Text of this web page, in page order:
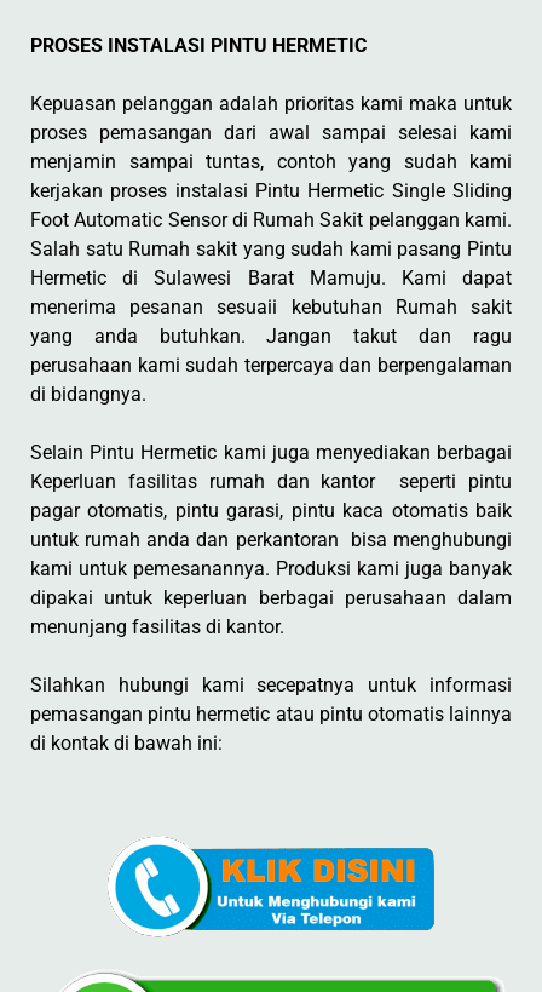
PROSES INSTALASI PINTU HERMETIC
Kepuasan pelanggan adalah prioritas kami maka untuk
proses pemasangan dari awal sampai selesai kami
menjamin sampai tuntas, contoh yang sudah kami
kerjakan proses instalasi Pintu Hermetic Single Sliding
Foot Automatic Sensor di Rumah Sakit pelanggan kami.
Salah satu Rumah sakit yang sudah kami pasang Pintu
Hermetic di Sulawesi Barat Mamuju. Kami dapat
menerima pesanan sesuaii kebutuhan Rumah sakit
yang anda butuhkan. Jangan takut dan ragu
perusahaan kami sudah terpercaya dan berpengalaman
di bidangnya.
Selain Pintu Hermetic kami juga menyediakan berbagai
Keperluan fasilitas rumah dan kantor seperti pintu
pagar otomatis, pintu garasi, pintu kaca otomatis baik
untuk rumah anda dan perkantoran bisa menghubungi
kami untuk pemesanannya. Produksi kami juga banyak
dipakai untuk keperluan berbagai perusahaan dalam
menunjang fasilitas di kantor.
Silahkan hubungi kami secepatnya untuk informasi
pemasangan pintu hermetic atau pintu otomatis lainnya
di kontak di bawah ini: